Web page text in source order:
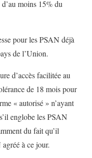
moins 15% du
pour les PSAN déjà
de l’Union.
d’accès facilitée au
de 18 mois pour
« autorisé » n’ayant
englobe les PSAN
du fait qu’il
à ce jour.